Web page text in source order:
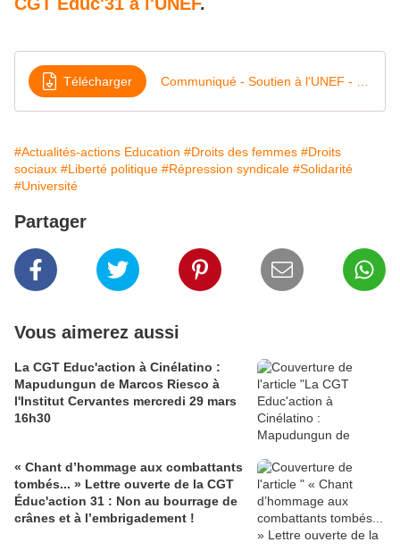
Télécharger
#Actualités-actions Education #Droits des femmes #Droits
sociaux #Liberté politique #Répression syndicale #Solidarité
#Université
Partager
Vous aimerez aussi
La CGT Educ'action à Cinélatino :
Mapudungun de Marcos Riesco à
l'Institut Cervantes mercredi 29 mars
16h30
« Chant d’hommage aux combattants
tombés... » Lettre ouverte de la CGT
Éduc'action 31 : Non au bourrage de
crânes et à l’embrigadement !